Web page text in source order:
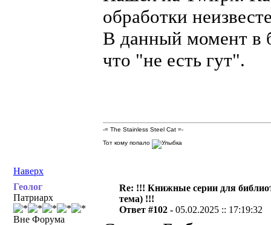
обработки
В данный момент в
что "не есть гут".
Наверх
-= The Stainless Steel Cat =-
Тот кому попало
Геолог
Патриарх
Вне Форума
Re: !!! Книжные серии для
тема) !!!
Ответ #102 -05.02.2025 :: 17:19:32